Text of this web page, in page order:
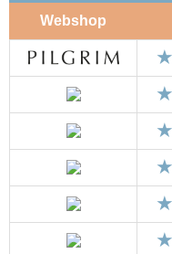
Webshop